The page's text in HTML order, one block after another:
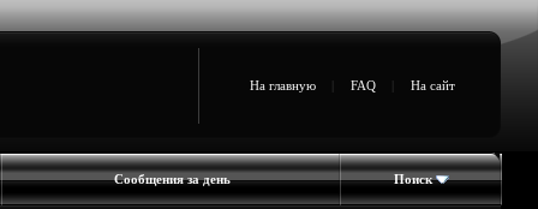
На главную FAQ На сайт
Сообщения за день Поиск